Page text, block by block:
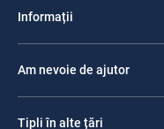
Informații
Am nevoie de ajutor
Tipli în alte țări